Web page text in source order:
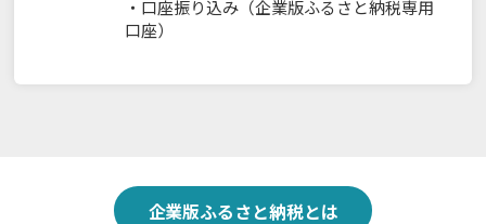
・ 口座振り込み（企業版ふるさと納税専用
口座）
企業版ふるさと納税とは